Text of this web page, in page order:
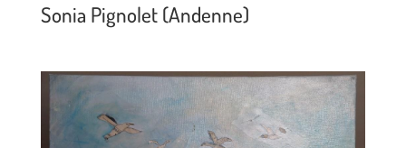
Sonia Pignolet (Andenne)